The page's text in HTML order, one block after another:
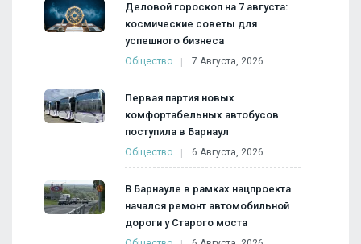
Деловой гороскоп на 7 августа:
космические советы для
успешного бизнеса
Общество 7 Августа, 2026
Первая партия новых
комфортабельных автобусов
поступила в Барнаул
Общество 6 Августа, 2026
В Барнауле в рамках нацпроекта
начался ремонт автомобильной
дороги у Старого моста